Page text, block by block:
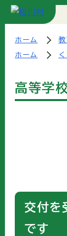
ホーム
ホーム
高等学
交付を
です